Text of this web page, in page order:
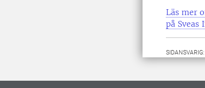
Läs mer
på Sveas
SIDANSVARIG: